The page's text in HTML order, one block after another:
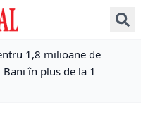
1,8 milioane de
în plus de la 1